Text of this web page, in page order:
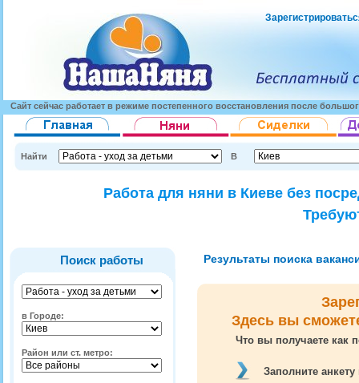
Сайт сейчас работает в режиме постепенного восстановления после
Найти В
Работа для няни в Киеве без
Поиск работы
в Городе:
Район или ст. метро:
Результаты поиска
Здесь вы
Что вы получаете как
Заполните